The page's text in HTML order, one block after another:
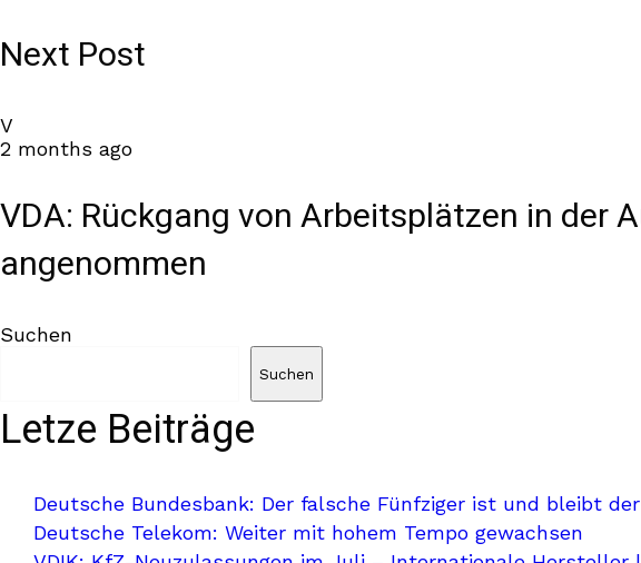
Next Post
V
2 months ago
VDA: Rückgang von Arbeitsplätzen in der
angenommen
Suchen
Suchen
Letze Beiträge
Deutsche Bundesbank: Der falsche Fünfziger ist und bleibt
Deutsche Telekom: Weiter mit hohem Tempo gewachsen